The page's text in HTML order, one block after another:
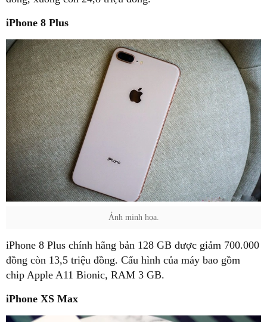
iPhone 8 Plus
Ảnh minh họa.
iPhone 8 Plus chính hãng bản 128 GB được giảm 700.000
đồng còn 13,5 triệu đồng. Cấu hình của máy bao gồm
chip Apple A11 Bionic, RAM 3 GB.
iPhone XS Max